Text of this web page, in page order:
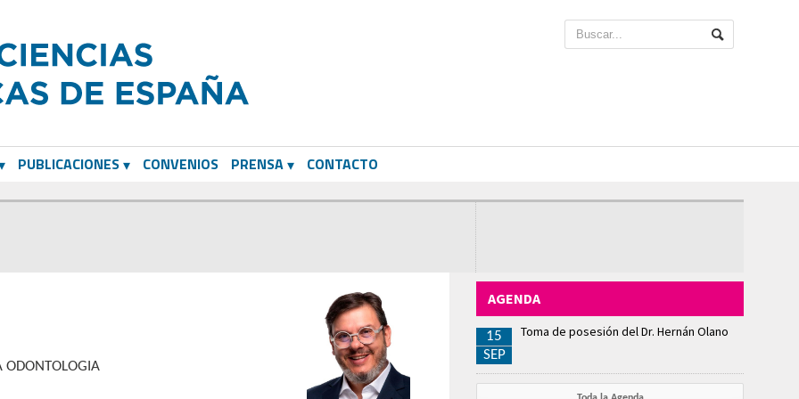
PUBLICACIONES CONVENIOS PRENSA CONTACTO
ODONTOLOGIA
AGENDA
15
SEP
Toma de posesión del Dr. Hernán Olano